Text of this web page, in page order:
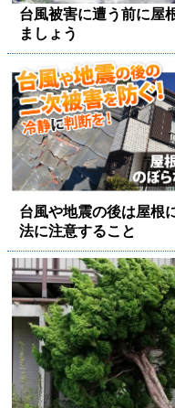
台風被害に遭う前に屋
ましょう
台風や地震の後は屋根
法に注意すること